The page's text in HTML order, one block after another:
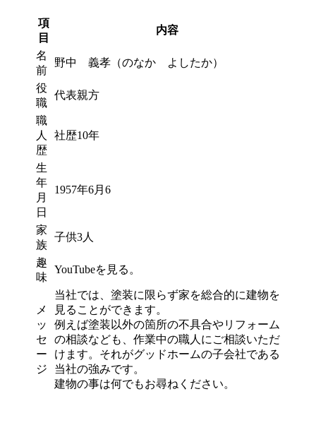
項
目
内容
名
前
野中 義孝（のなか よしたか）
役
職
代表親方
職
人
歴
社歴10年
生
年
月
日
1957年6月6
家
族
子供3人
趣
味
YouTubeを見る。
メ
ッ
セ
ー
ジ
当社では、塗装に限らず家を総合的に建物を
見ることができます。
例えば塗装以外の箇所の不具合やリフォーム
の相談なども、作業中の職人にご相談いただ
けます。それがグッドホームの子会社である
当社の強みです。
建物の事は何でもお尋ねください。